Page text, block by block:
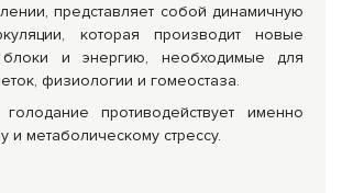
представляет собой динамичную
которая производит новые
блоки и энергию, необходимые для
физиологии и гомеостаза.
противодействует именно
и метаболическому стрессу.